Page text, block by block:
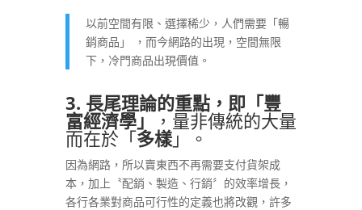
以前空間有限、選擇稀少，人們需要「暢
銷商品」 ，而今網路的出現，空間無限
下，冷門商品出現價值。
3. 長尾理論的重點，即「豐
富經濟學」，量非傳統的大量
而在於「多樣」。
因為網路，所以賣東西不再需要支付貨架成
本，加上〝配銷、製造、行銷〞的效率增長，
各行各業對商品可行性的定義也將改觀，許多